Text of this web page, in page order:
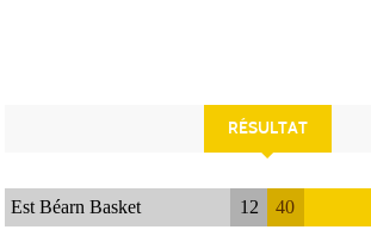
RÉSULTAT
Est Béarn Basket 12 40